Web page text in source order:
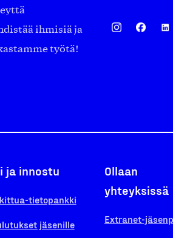
ihmisiä ja
työtä!
ja innostu
tietopankki
jäsenille
Ollaan
yhteyksissä
Extranet-